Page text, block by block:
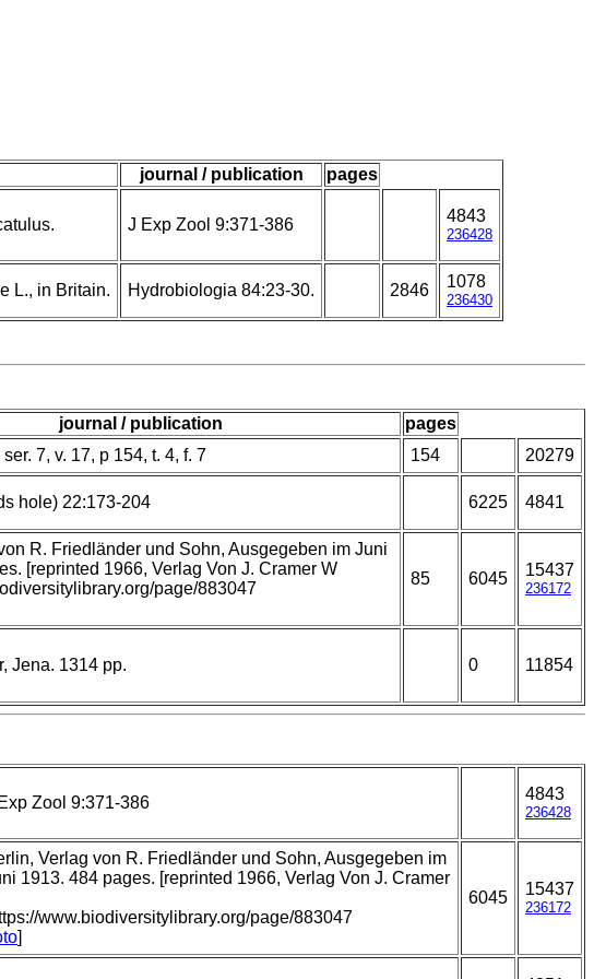
journal / publication pages
J Exp Zool 9:371-386 4843
236428
L., in Britain. Hydrobiologia 84:23-30. 2846 1078
236430
journal / publication
pages
7, v. 17, p 154, t. 4, f. 7 154
20279
hole) 22:173-204 6225 4841
R. Friedländer und Sohn, Ausgegeben im Juni
[reprinted 1966, Verlag Von J. Cramer W
page/883047
85 6045 15437
236172
Jena. 1314 pp. 0 11854
Zool 9:371-386 4843
236428
Verlag von R. Friedländer und Sohn, Ausgegeben im
1913. 484 pages. [reprinted 1966, Verlag Von J. Cramer
www.biodiversitylibrary.org/page/883047
]
6045 15437
236172